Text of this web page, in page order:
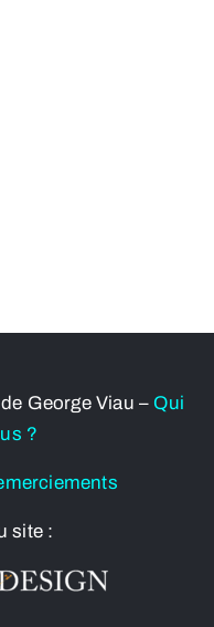
George Viau – Qui
?
site :